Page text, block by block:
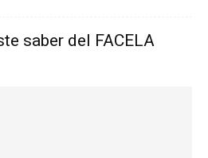
saber del FACELA